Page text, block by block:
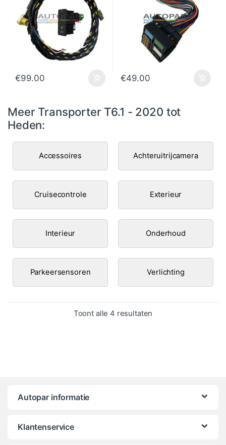
€99.00 €49.00
Meer Transporter T6.1 - 2020 tot
Heden:
Accessoires Achteruitrijcamera
Cruisecontrole Exterieur
Interieur Onderhoud
Parkeersensoren Verlichting
Toont alle 4 resultaten
Autopar informatie
Klantenservice